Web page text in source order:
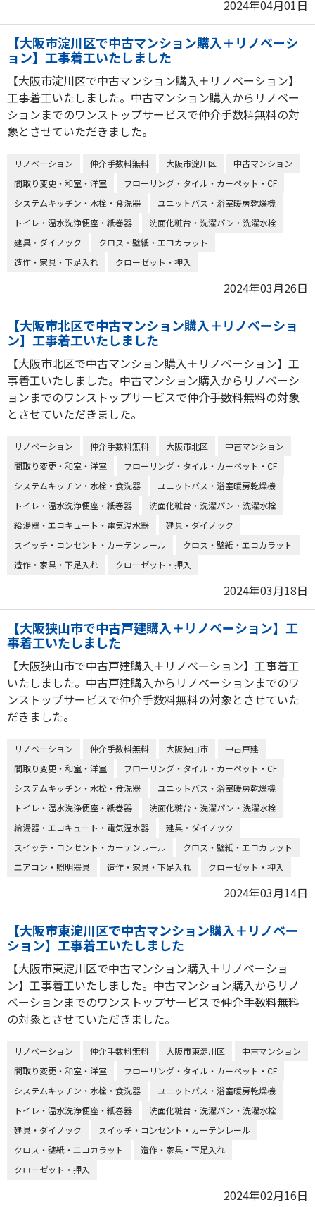
2024年04月01日
【大阪市淀川区で中古マンション購入＋リノベーシ
ョン】工事着工いたしました
【大阪市淀川区で中古マンション購入＋リノベーション】
工事着工いたしました。中古マンション購入からリノベー
ションまでのワンストップサービスで仲介手数料無料の対
象とさせていただきました。
リノベーション 仲介手数料無料 大阪市淀川区
中古マンション
間取り変更・和室・洋室
フローリング・タイル・カーペット・CF
システムキッチン・水栓・食洗器
ユニットバス・浴室暖房乾燥機
トイレ・温水洗浄便座・紙巻器
洗面化粧台・洗濯パン・洗濯水栓
建具・ダイノック
クロス・壁紙・エコカラット
造作・家具・下足入れ
クローゼット・押入
2024年03月26日
【大阪市北区で中古マンション購入＋リノベーショ
ン】工事着工いたしました
【大阪市北区で中古マンション購入＋リノベーション】工
事着工いたしました。中古マンション購入からリノベーシ
ョンまでのワンストップサービスで仲介手数料無料の対象
とさせていただきました。
リノベーション 仲介手数料無料 大阪市北区
中古マンション
間取り変更・和室・洋室
フローリング・タイル・カーペット・CF
システムキッチン・水栓・食洗器
ユニットバス・浴室暖房乾燥機
トイレ・温水洗浄便座・紙巻器
洗面化粧台・洗濯パン・洗濯水栓
給湯器・エコキュート・電気温水器
建具・ダイノック
スイッチ・コンセント・カーテンレール
クロス・壁紙・エコカラット
造作・家具・下足入れ
クローゼット・押入
2024年03月18日
【大阪狭山市で中古戸建購入＋リノベーション】工
事着工いたしました
【大阪狭山市で中古戸建購入＋リノベーション】工事着工
いたしました。中古戸建購入からリノベーションまでのワ
ンストップサービスで仲介手数料無料の対象とさせていた
だきました。
リノベーション 仲介手数料無料 大阪狭山市
中古戸建
間取り変更・和室・洋室
フローリング・タイル・カーペット・CF
システムキッチン・水栓・食洗器
ユニットバス・浴室暖房乾燥機
トイレ・温水洗浄便座・紙巻器
洗面化粧台・洗濯パン・洗濯水栓
給湯器・エコキュート・電気温水器
建具・ダイノック
スイッチ・コンセント・カーテンレール
クロス・壁紙・エコカラット
エアコン・照明器具
造作・家具・下足入れ クローゼット・押入
2024年03月14日
【大阪市東淀川区で中古マンション購入＋リノベー
ション】工事着工いたしました
【大阪市東淀川区で中古マンション購入＋リノベーショ
ン】工事着工いたしました。中古マンション購入からリノ
ベーションまでのワンストップサービスで仲介手数料無料
の対象とさせていただきました。
リノベーション 仲介手数料無料 大阪市東淀川区
中古マンション
間取り変更・和室・洋室
フローリング・タイル・カーペット・CF
システムキッチン・水栓・食洗器
ユニットバス・浴室暖房乾燥機
トイレ・温水洗浄便座・紙巻器
洗面化粧台・洗濯パン・洗濯水栓
建具・ダイノック
スイッチ・コンセント・カーテンレール
クロス・壁紙・エコカラット
造作・家具・下足入れ
クローゼット・押入
2024年02月16日